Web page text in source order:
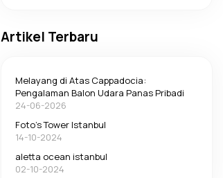
Artikel Terbaru
Melayang di Atas Cappadocia:
Pengalaman Balon Udara Panas Pribadi
24-06-2026
Foto’s Tower Istanbul
14-10-2024
aletta ocean istanbul
02-10-2024